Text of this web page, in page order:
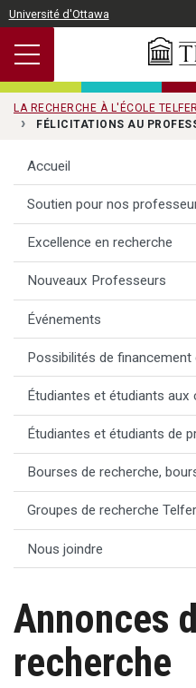
Passer au contenu principal
Université d'Ottawa
LA RECHERCHE À L'ÉCOLE
FÉLICITATIONS AU
Accueil
Soutien pour nos
Excellence en recherche
Nouveaux Professeurs
Événements
Possibilités de financement
Étudiantes et étudiants aux
Étudiantes et étudiants de
Bourses de recherche,
Groupes de recherche Telfer
Nous joindre
Annonces
recherche